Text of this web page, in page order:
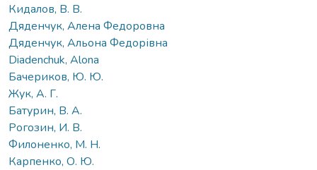
Кидалов, В. В.
Дяденчук, Алена Федоровна
Дяденчук, Альона Федорівна
Diadenchuk, Alona
Бачериков, Ю. Ю.
Жук, А. Г.
Батурин, В. А.
Рогозин, И. В.
Филоненко, М. Н.
Карпенко, О. Ю.